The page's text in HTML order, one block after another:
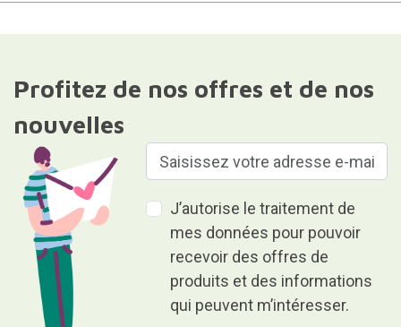
Profitez de nos offres et de nos
nouvelles
J’autorise le traitement de
mes données pour pouvoir
recevoir des offres de
produits et des informations
qui peuvent m’intéresser.